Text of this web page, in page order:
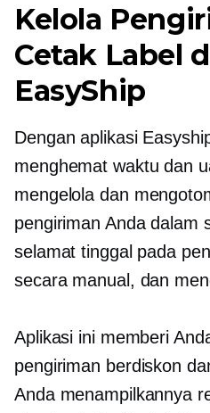
Kelola
Cetak Label
EasyShip
Dengan aplikasi
menghemat waktu dan
mengelola dan
pengiriman Anda dalam
selamat tinggal pada
secara manual, dan
Aplikasi ini memberi
pengiriman berdiskon
Anda menampilkannya